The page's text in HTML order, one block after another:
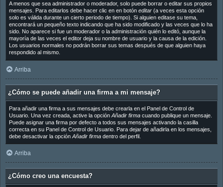
A menos que sea administrador o moderador, solo puede borrar o editar sus propios
mensajes. Para editarlos debe hacer clic en en botón editar(a veces esta opción
solo es válida durante un cierto periodo de tiempo). Si alguien editase su tema,
encontrará un pequeño texto indicando que ha sido modificado y las veces que lo ha
sido. No aparece si fue un moderador o la administración quién lo editó, aunque la
mayoría de las veces el editor deja su nombre de usuario y la causa de la edición.
Los usuarios normales no podrán borrar sus temas después de que alguien haya
respondido al mismo.
Arriba
¿Cómo se puede añadir una firma a mi mensaje?
Para añadir una firma a sus mensajes debe crearla en el Panel de Control de
Usuario. Una vez creada, active la opción Añadir firmacuando publique un mensaje.
Puede asignar una firma por defecto a todos sus mensajes activando la casilla
correcta en su Panel de Control de Usuario. Para dejar de añadirla en los mensajes,
debe desactivar la opción Añadir firmadentro del perfil.
Arriba
¿Cómo creo una encuesta?